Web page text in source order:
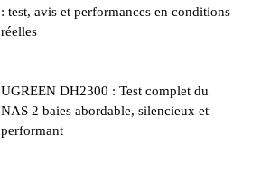
: test, avis et performances en conditions
réelles
UGREEN DH2300 : Test complet du
NAS 2 baies abordable, silencieux et
performant